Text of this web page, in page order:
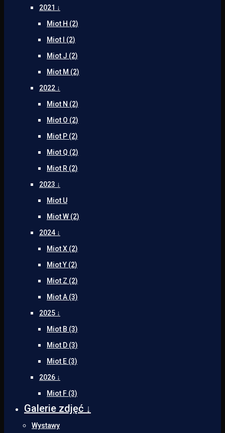
2021 ↓
Miot H (2)
Miot I (2)
Miot J (2)
Miot M (2)
2022 ↓
Miot N (2)
Miot O (2)
Miot P (2)
Miot Q (2)
Miot R (2)
2023 ↓
Miot U
Miot W (2)
2024 ↓
Miot X (2)
Miot Y (2)
Miot Z (2)
Miot A (3)
2025 ↓
Miot B (3)
Miot D (3)
Miot E (3)
2026 ↓
Miot F (3)
Galerie zdjęć ↓
Wystawy